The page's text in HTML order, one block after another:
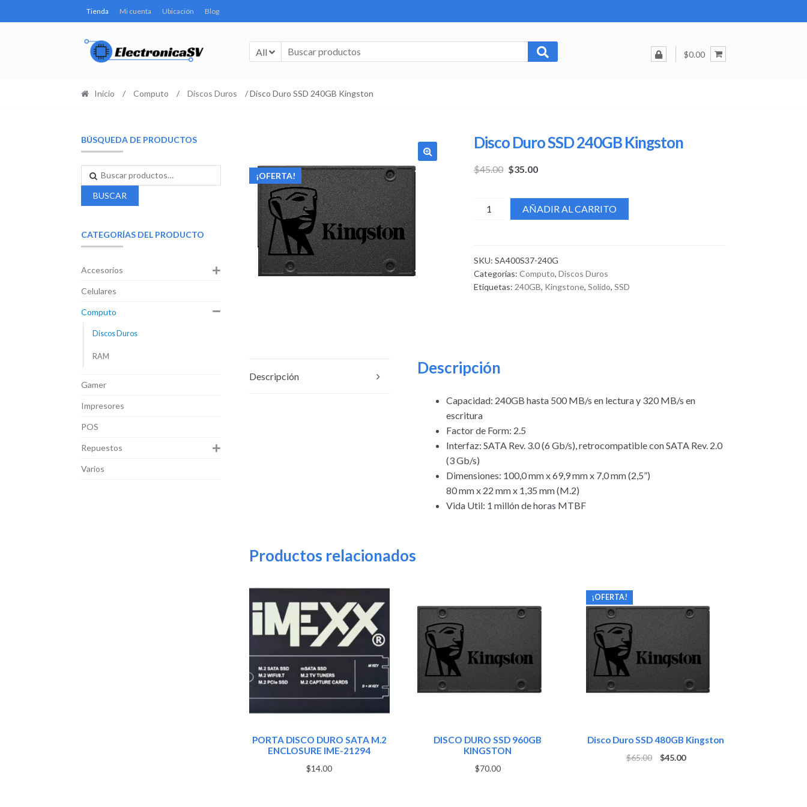
Tienda Mi cuenta Ubicación Blog
All $0.00
Inicio / Computo / Discos Duros / Disco Duro SSD 240GB Kingston
¡OFERTA!
Disco Duro SSD 240GB Kingston
$45.00 $35.00
AÑADIR AL CARRITO
SKU: SA400S37-240G
Categorías: Computo, Discos Duros
Etiquetas: 240GB, Kingstone, Solido, SSD
Descripción Descripción
Capacidad: 240GB hasta 500 MB/s en lectura y 320 MB/s en
escritura
Factor de Form: 2.5
Interfaz: SATA Rev. 3.0 (6 Gb/s), retrocompatible con SATA Rev. 2.0
(3 Gb/s)
Dimensiones: 100,0 mm x 69,9 mm x 7,0 mm (2,5”)
80 mm x 22 mm x 1,35 mm (M.2)
Vida Util: 1 millón de horas MTBF
Productos relacionados
PORTA DISCO DURO SATA M.2
ENCLOSURE IME-21294
$14.00
DISCO DURO SSD 960GB
KINGSTON
$70.00
Disco Duro SSD 480GB Kingston
¡OFERTA!
$65.00 $45.00
BÚSQUEDA DE PRODUCTOS
BUSCAR
CATEGORÍAS DEL PRODUCTO
Accesorios
Celulares
Computo
Discos Duros
RAM
Gamer
Impresores
POS
Repuestos
Varios